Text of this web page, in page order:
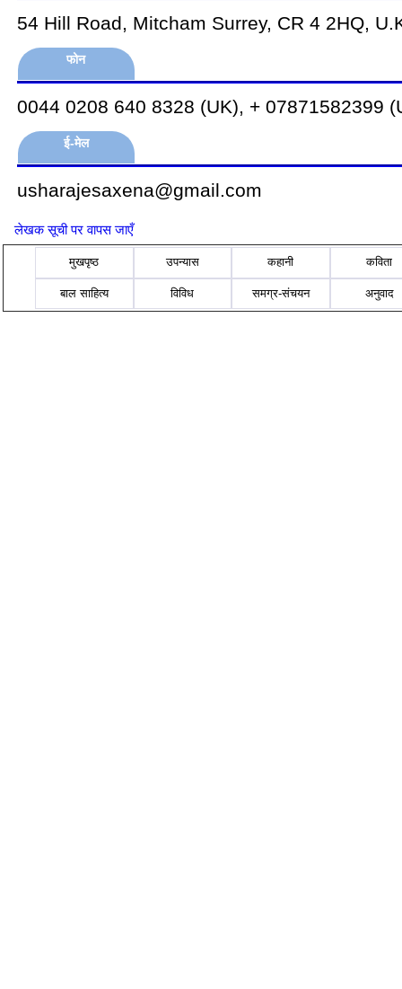
54 Hill Road, Mitcham Surrey, CR 4 2HQ,
फोन
0044 0208 640 8328 (UK), + 07871582399
ई-मेल
usharajesaxena@gmail.com
लेखक सूची पर वापस जाएँ
मुखपृष्ठ उपन्यास कहानी कविता
बाल साहित्य विविध समग्र-संचयन अनुवाद